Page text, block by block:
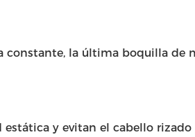
constante, la última boquilla de
y evitan el cabello rizado